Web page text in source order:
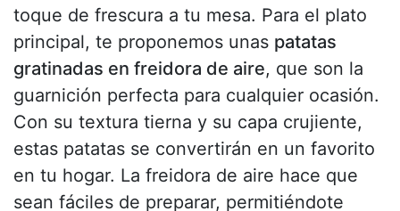
toque de frescura a tu mesa. Para el plato
principal, te proponemos unas patatas
gratinadas en freidora de aire, que son la
guarnición perfecta para cualquier ocasión.
Con su textura tierna y su capa crujiente,
estas patatas se convertirán en un favorito
en tu hogar. La freidora de aire hace que
sean fáciles de preparar, permitiéndote